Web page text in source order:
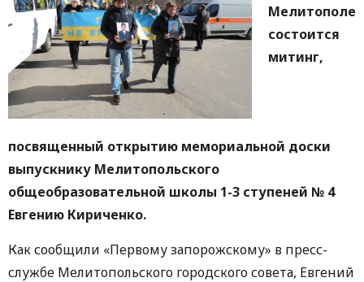
Мелитополе
состоится
митинг,
посвященный открытию мемориальной доски
выпускнику Мелитопольского
общеобразовательной школы 1-3 ступеней № 4
Евгению Кириченко.
Как сообщили «Первому запорожскому» в пресс-
службе Мелитопольского городского совета, Евгений